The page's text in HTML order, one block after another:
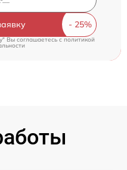
Вы соглашаетесь cполитикой